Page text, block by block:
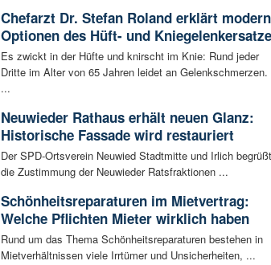
Chefarzt Dr. Stefan Roland erklärt
Optionen des Hüft- und
Es zwickt in der Hüfte und knirscht im Knie: Rund jeder
Dritte im Alter von 65 Jahren leidet an Gelenkschmerzen.
...
Neuwieder Rathaus erhält neuen Glanz:
Historische Fassade wird restauriert
Der SPD-Ortsverein Neuwied Stadtmitte und Irlich begrüßt
die Zustimmung der Neuwieder Ratsfraktionen ...
Schönheitsreparaturen im Mietvertrag:
Welche Pflichten Mieter wirklich haben
Rund um das Thema Schönheitsreparaturen bestehen in
Mietverhältnissen viele Irrtümer und Unsicherheiten, ...